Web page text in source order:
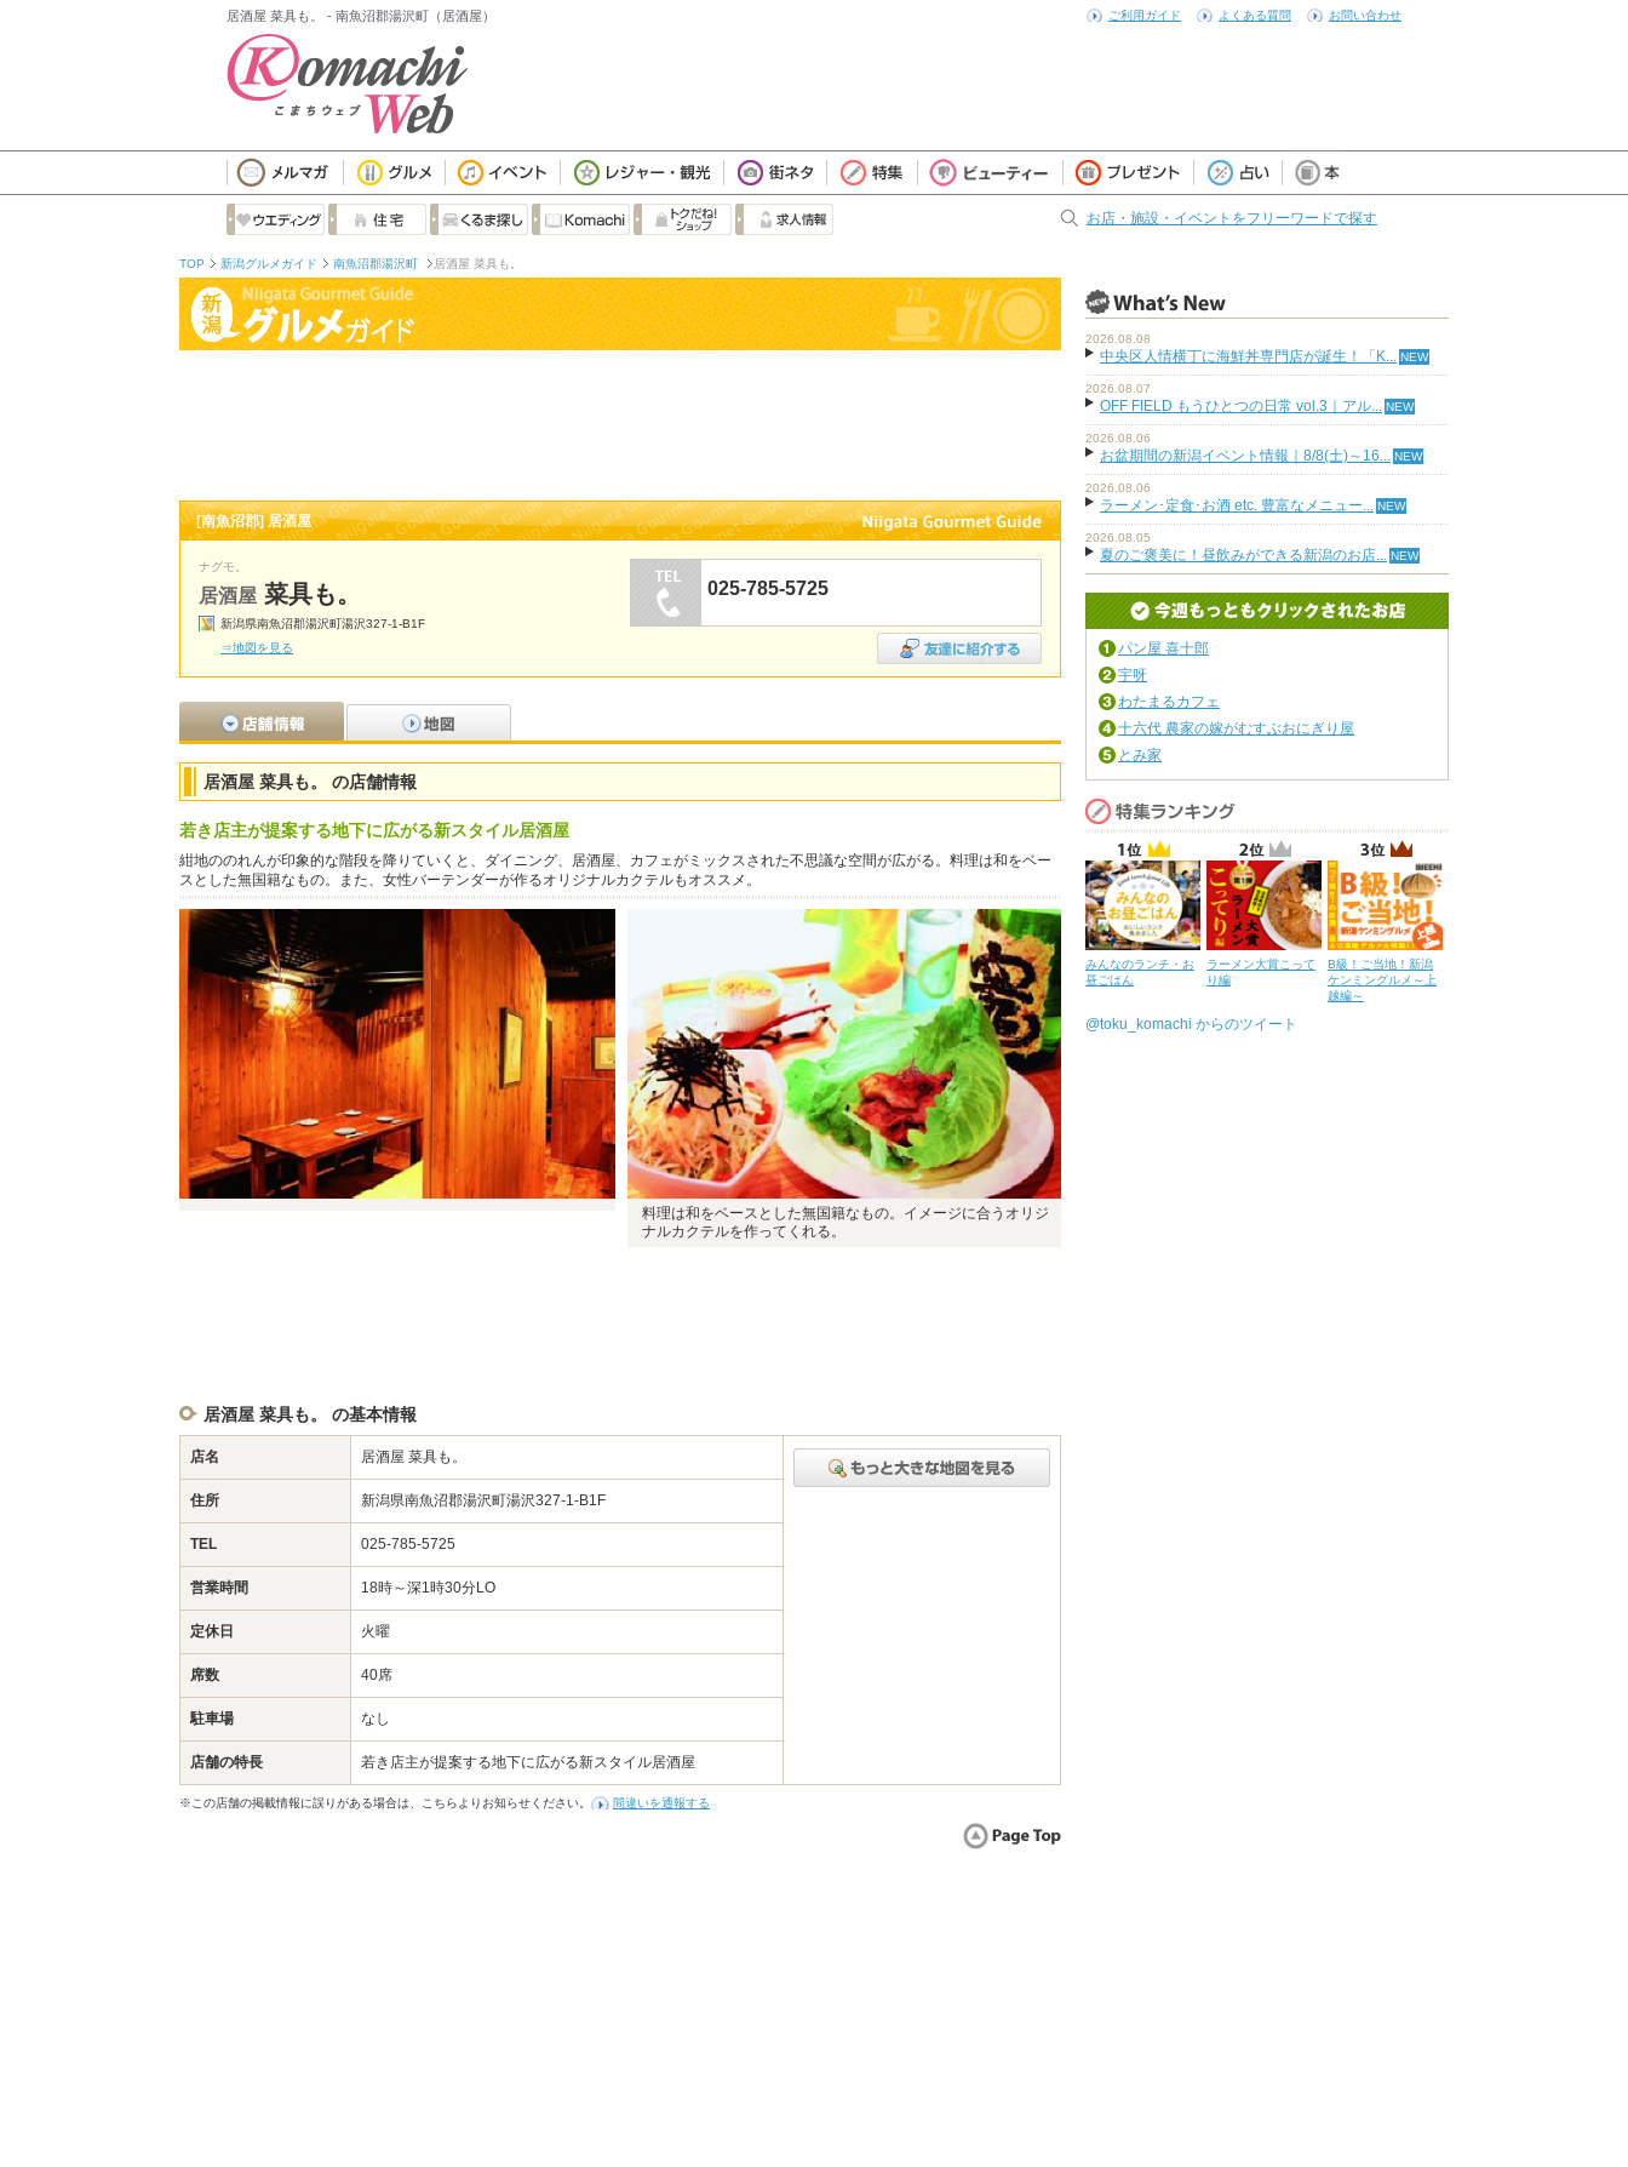
居酒屋 菜具も。 - 南魚沼郡湯沢町（居酒屋） ご利用ガイド よくある質問 お問い合わせ
お店・施設・イベントをフリーワードで探す
TOP 新潟グルメガイド 南魚沼郡湯沢町 居酒屋 菜具も。
[南魚沼郡] 居酒屋
ナグモ。
居酒屋 菜具も。
新潟県南魚沼郡湯沢町湯沢327-1-B1F
⇒地図を見る
025-785-5725
居酒屋 菜具も。 の店舗情報
若き店主が提案する地下に広がる新スタイル居酒屋
紺地ののれんが印象的な階段を降りていくと、ダイニング、居酒屋、カフェがミックスされた不思議な空間が広がる。料理は和をベー
スとした無国籍なもの。また、女性バーテンダーが作るオリジナルカクテルもオススメ。
料理は和をベースとした無国籍なもの。イメージに合うオリジ
ナルカクテルを作ってくれる。
居酒屋 菜具も。 の基本情報
店名 居酒屋 菜具も。
住所 新潟県南魚沼郡湯沢町湯沢327-1-B1F
TEL 025-785-5725
営業時間 18時～深1時30分LO
定休日 火曜
席数 40席
駐車場 なし
店舗の特長 若き店主が提案する地下に広がる新スタイル居酒屋
※この店舗の掲載情報に誤りがある場合は、こちらよりお知らせください。 間違いを通報する
2026.08.08
中央区人情横丁に海鮮丼専門店が誕生！「K...
2026.08.07
OFF FIELD もうひとつの日常 vol.3｜アル...
2026.08.06
お盆期間の新潟イベント情報｜8/8(土)～16...
2026.08.06
ラーメン･定食･お酒 etc. 豊富なメニュー...
2026.08.05
夏のご褒美に！昼飲みができる新潟のお店...
パン屋 喜十郎
宇呀
わたまるカフェ
十六代 農家の嫁がむすぶおにぎり屋
とみ家
みんなのランチ・お
昼ごはん
ラーメン大賞こって
り編
B級！ご当地！新潟
ケンミングルメ～上
越編～
@toku_komachi からのツイート